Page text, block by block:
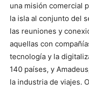
una misión comercial
la isla al conjunto del
las reuniones y
aquellas con
tecnología y la
140 países, y
la industria de viajes.